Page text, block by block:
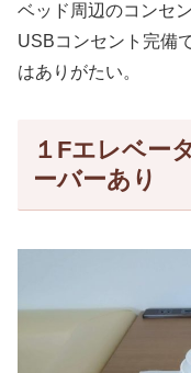
ベッド周辺のコンセ
USBコンセント完備
はありがたい。
１Fエレベー
ーバーあり